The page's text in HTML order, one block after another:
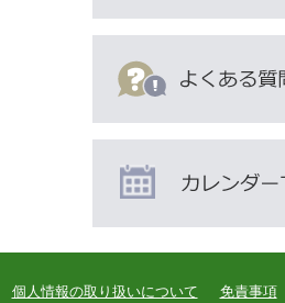
個人情報の取り扱いについて 免責事項